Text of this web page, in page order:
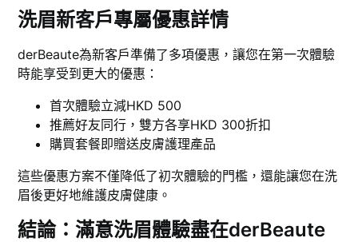
洗眉新客戶專屬優惠詳情
derBeaute為新客戶準備了多項優惠，讓您在第一次體驗
時能享受到更大的優惠：
首次體驗立減HKD 500
推薦好友同行，雙方各享HKD 300折扣
購買套餐即贈送皮膚護理產品
這些優惠方案不僅降低了初次體驗的門檻，還能讓您在洗
眉後更好地維護皮膚健康。
結論：滿意洗眉體驗盡在derBeaute